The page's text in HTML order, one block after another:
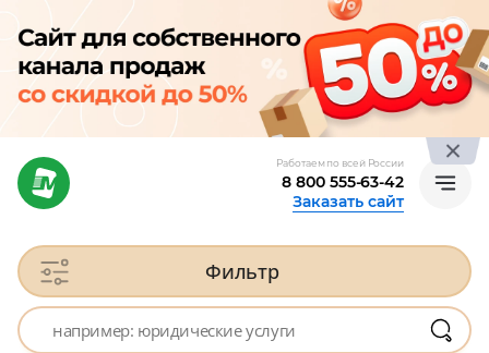
Работаем по всей России
8 800 555-63-42
Заказать сайт
Фильтр